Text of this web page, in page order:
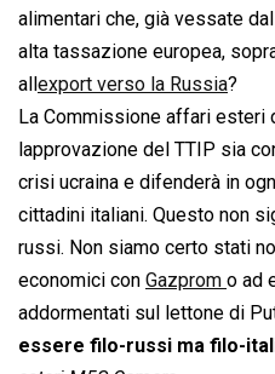
alimentari che, già vessate
alta tassazione europea,
all export verso la Russia?
La Commissione affari esteri
lapprovazione del TTIP sia
crisi ucraina e difenderà in
cittadini italiani. Questo non
russi. Non siamo certo stati
economici con Gazprom o ad
addormentati sul lettone di
essere filo-russi ma filo-